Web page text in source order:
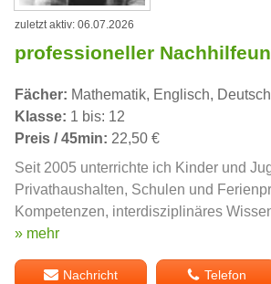
zuletzt aktiv: 06.07.2026
professioneller
Fächer: Mathematik, Englisch, Deutsch
Klasse: 1 bis: 12
Preis / 45min: 22,50 €
Seit 2005 unterrichte ich Kinder und
Privathaushalten, Schulen und
Kompetenzen, interdisziplinäres
» mehr
Nachricht Telefon